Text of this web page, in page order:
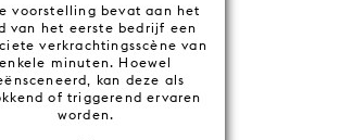
voorstelling bevat aan het
van het eerste bedrijf een
verkrachtingsscène van
enkele minuten. Hoewel
kan deze als
of triggerend ervaren
worden.